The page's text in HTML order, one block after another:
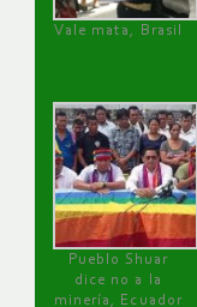
Vale mata, Brasil
Pueblo Shuar
dice no a la
minería, Ecuador